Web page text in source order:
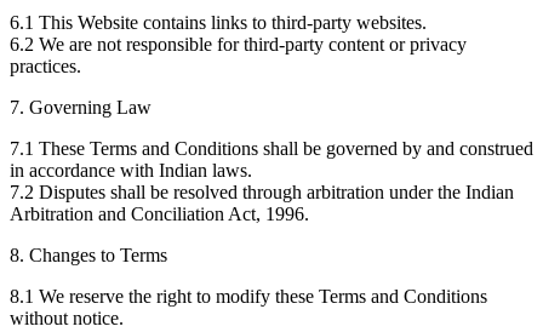
6.1 This Website contains links to third-party websites.
6.2 We are not responsible for third-party content or privacy
practices.
7. Governing Law
7.1 These Terms and Conditions shall be governed by and construed
in accordance with Indian laws.
7.2 Disputes shall be resolved through arbitration under the Indian
Arbitration and Conciliation Act, 1996.
8. Changes to Terms
8.1 We reserve the right to modify these Terms and Conditions
without notice.